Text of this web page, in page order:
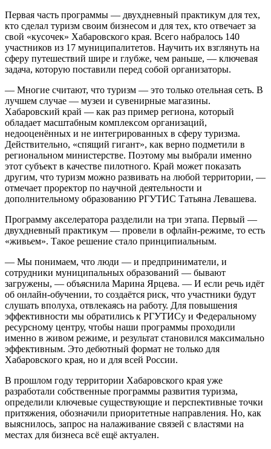
Первая часть программы — двухдневный практикум для тех,
кто сделал туризм своим бизнесом и для тех, кто отвечает за
свой «кусочек» Хабаровского края. Всего набралось 140
участников из 17 муниципалитетов. Научить их взглянуть на
сферу путешествий шире и глубже, чем раньше, — ключевая
задача, которую поставили перед собой организаторы.
— Многие считают, что туризм — это только отельная сеть. В
лучшем случае — музеи и сувенирные магазины.
Хабаровский край — как раз пример региона, который
обладает масштабным комплексом организаций,
недооценённых и не интегрированных в сферу туризма.
Действительно, «спящий гигант», как верно подметили в
региональном министерстве. Поэтому мы выбрали именно
этот субъект в качестве пилотного. Край может показать
другим, что туризм можно развивать на любой территории, —
отмечает проректор по научной деятельности и
дополнительному образованию РГУТИС Татьяна Левашева.
Программу акселератора разделили на три этапа. Первый —
двухдневный практикум — провели в офлайн-режиме, то есть
«живьем». Такое решение стало принципиальным.
— Мы понимаем, что люди — и предприниматели, и
сотрудники муниципальных образований — бывают
загружены, — объяснила Марина Ярцева. — И если речь идёт
об онлайн-обучении, то создаётся риск, что участники будут
слушать вполуха, отвлекаясь на работу. Для повышения
эффективности мы обратились к РГУТИСу и Федеральному
ресурсному центру, чтобы наши программы проходили
именно в живом режиме, и результат становился максимально
эффективным. Это дебютный формат не только для
Хабаровского края, но и для всей России.
В прошлом году территории Хабаровского края уже
разработали собственные программы развития туризма,
определили ключевые существующие и перспективные точки
притяжения, обозначили приоритетные направления. Но, как
выяснилось, запрос на налаживание связей с властями на
местах для бизнеса всё ещё актуален.